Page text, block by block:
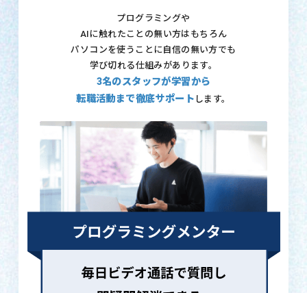
プログラミングや
AIに触れたことの無い方はもちろん
パソコンを使うことに自信の無い方でも
学び切れる仕組みがあります。
3名のスタッフが学習から
転職活動まで徹底サポート します。